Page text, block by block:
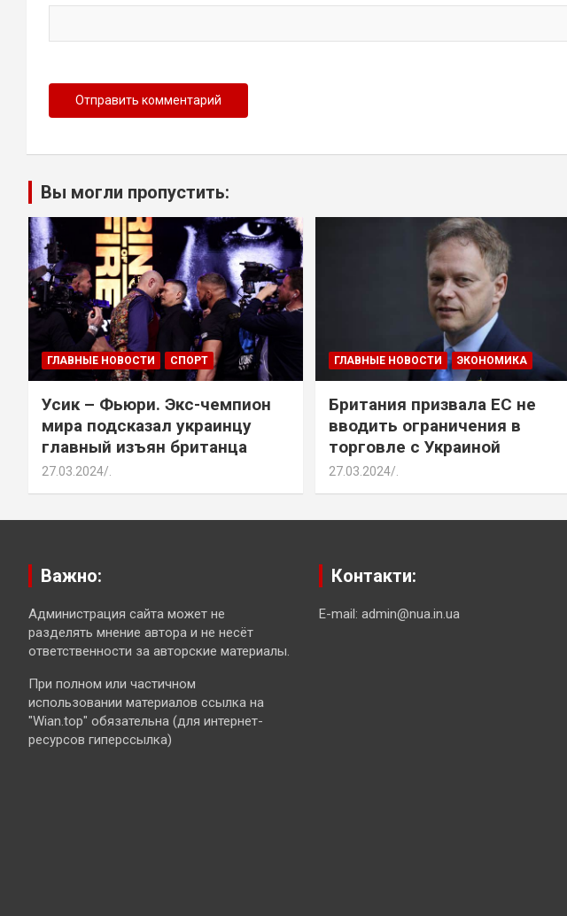
Вы могли пропустить:
ГЛАВНЫЕ НОВОСТИ СПОРТ
Усик – Фьюри. Экс-чемпион
мира подсказал украинцу
главный изъян британца
27.03.2024 .
ГЛАВНЫЕ НОВОСТИ ЭКОНОМИКА
Британия призвала ЕС не
вводить ограничения в
торговле с Украиной
27.03.2024 .
Важно:
Администрация сайта может не
разделять мнение автора и не несёт
ответственности за авторские материалы.
При полном или частичном
использовании материалов ссылка на
"Wian.top" обязательна (для интернет-
ресурсов гиперссылка)
Контакти:
E-mail: admin@nua.in.ua